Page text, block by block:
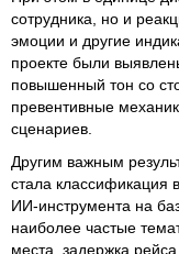
сотрудника, но и
эмоции и другие
проекте были
повышенный тон со
превентивные
сценариев.
Другим важным
стала
ИИ-инструмента на
наиболее частые
места, задержка